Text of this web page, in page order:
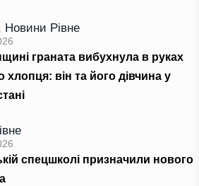
Новини Рівне
граната вибухнула в руках
хлопця: він та його дівчина у
спецшколі призначили нового